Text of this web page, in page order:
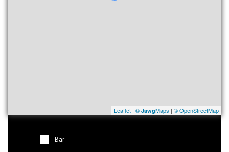
Leaflet | © JawgMaps | © OpenStreetMap
Bar